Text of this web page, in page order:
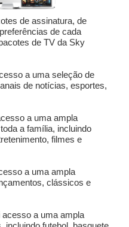
de assinatura, de
de cada
de TV da Sky
a uma seleção de
de notícias, esportes,
a uma ampla
a família, incluindo
filmes e
a uma ampla
clássicos e
a uma ampla